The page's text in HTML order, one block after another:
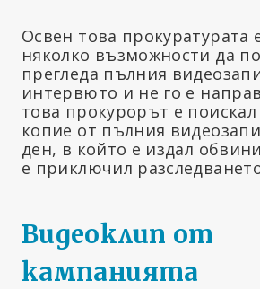
Освен това прокуратурата
няколко възможности да
прегледа пълния
интервюто и не го е
това прокурорът е
копие от пълния
ден, в който е издал
е приключил
Видеоклип от
кампанията